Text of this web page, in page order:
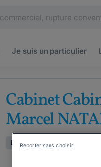
Je suis un particulier
Cabinet
Marcel
Droit de la famille
Reporter sans choisir